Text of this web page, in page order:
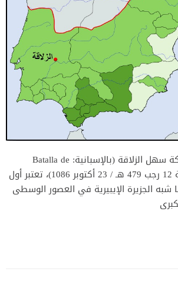
مَعْرَكَةُ الزَلاّقَة أو معركة سهل الزلاقة (بالإسبانية: Batalla de
Sagrajas)‏ (يوم الجمعة 12 رجب 479 هـ / 23 أكتوبر 1086)، تعتبر أول
الجزيرة الإيبيرية في العصور الوسطى